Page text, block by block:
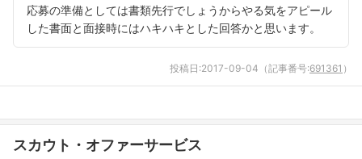
応募の準備としては書類先行でしょうからやる気をアピール
した書面と面接時にはハキハキとした回答かと思います。
投稿日:2017-09-04 （記事番号:691361 ）
スカウト・オファーサービス